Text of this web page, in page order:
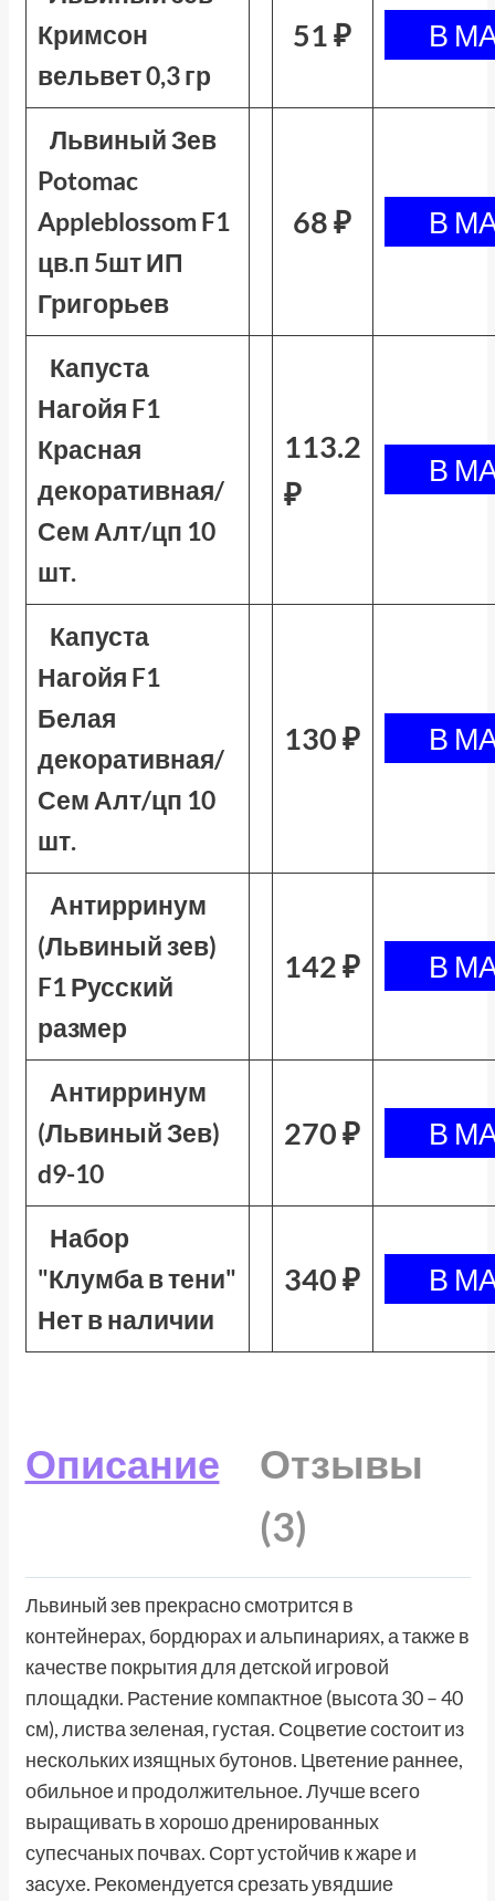
Кримсон
вельвет 0,3 гр
51 ₽
Львиный Зев
Potomac
Appleblossom F1
цв.п 5шт ИП
Григорьев
68 ₽
Капуста
Нагойя F1
Красная
декоративная/
Сем Алт/цп 10
шт.
113.2
₽
Капуста
Нагойя F1
Белая
декоративная/
Сем Алт/цп 10
шт.
130 ₽
Антирринум
(Львиный зев)
F1 Русский
размер
142 ₽
Антирринум
(Львиный Зев)
d9-10
270 ₽
Набор
"Клумба в тени"
Нет в наличии
340 ₽
Описание
Отзывы
(3)
Львиный зев прекрасно смотрится в
контейнерах, бордюрах и альпинариях, а также в
качестве покрытия для детской игровой
площадки. Растение компактное (высота 30 – 40
см), листва зеленая, густая. Соцветие состоит из
нескольких изящных бутонов. Цветение раннее,
обильное и продолжительное. Лучше всего
выращивать в хорошо дренированных
супесчаных почвах. Сорт устойчив к жаре и
засухе. Рекомендуется срезать увядшие